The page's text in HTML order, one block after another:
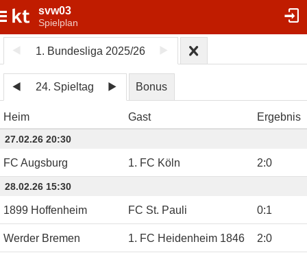
svw03
Spielplan
1. Bundesliga 2025/26
24. Spieltag Bonus
Heim Gast Ergebnis
27.02.26 20:30
FC Augsburg 1. FC Köln 2:0
28.02.26 15:30
1899 Hoffenheim FC St. Pauli 0:1
Werder Bremen 1. FC Heidenheim 1846 2:0